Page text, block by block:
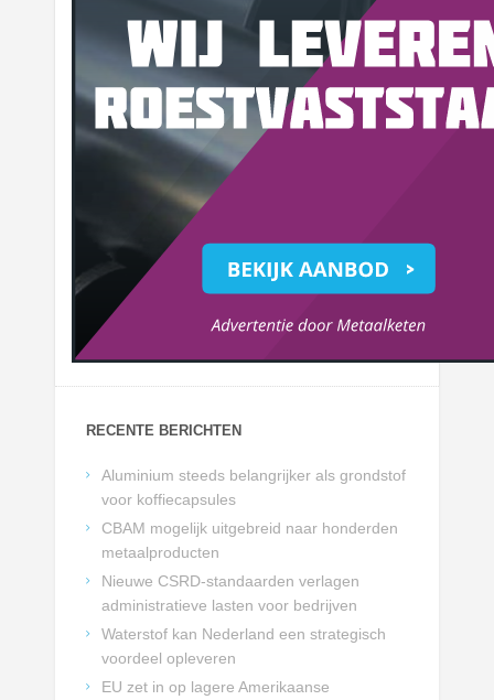
RECENTE BERICHTEN
Aluminium steeds belangrijker als grondstof
voor koffiecapsules
CBAM mogelijk uitgebreid naar honderden
metaalproducten
Nieuwe CSRD-standaarden verlagen
administratieve lasten voor bedrijven
Waterstof kan Nederland een strategisch
voordeel opleveren
EU zet in op lagere Amerikaanse